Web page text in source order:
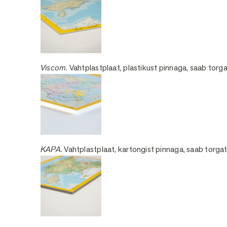
Viscom. Vahtplastplaat, plastikust pinnaga, saab
KAPA.Vahtplastplaat, kartongist pinnaga, saab